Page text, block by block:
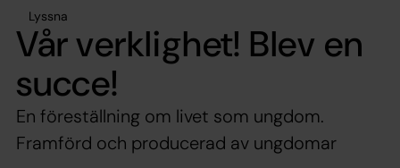
Lyssna
Vår verklighet! Blev en
succe!
En föreställning om livet som ungdom.
Framförd och producerad av ungdomar